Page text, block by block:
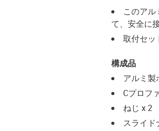
このア
て、安全に
取付セッ
構成品
アルミ製
Cプロフ
ねじ x 2
スライド